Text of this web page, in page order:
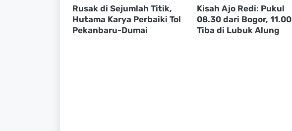
Rusak di Sejumlah Titik,
Hutama Karya Perbaiki Tol
Pekanbaru-Dumai
Kisah Ajo Redi: Pukul
08.30 dari Bogor, 11.00
Tiba di Lubuk Alung